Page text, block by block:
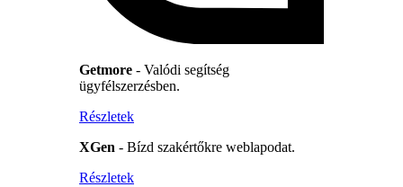
Getmore - Valódi segítség
ügyfélszerzésben.
Részletek
XGen - Bízd szakértőkre weblapodat.
Részletek